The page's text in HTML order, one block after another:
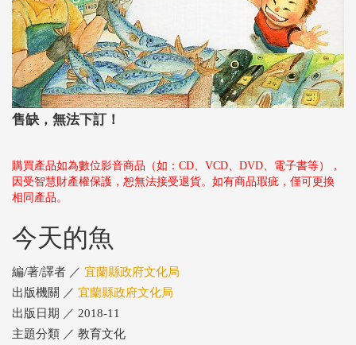
售缺，無法下訂！
購買產品如為數位影音商品（如：CD、VCD、DVD、電子書等），
因受智慧財產權保護，恕無法接受退貨。如有商品瑕疵，僅可更換
相同產品。
今天的魚
編/著/譯者 ／ 宜蘭縣政府文化局
出版機關 ／ 宜蘭縣政府文化局
出版日期 ／ 2018-11
主題分類 ／ 教育文化